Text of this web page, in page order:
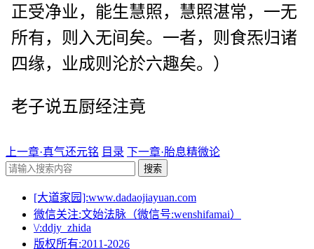
正受净业，能生慧照，慧照湛常，一无
所有，则入无间矣。一者，则食炁归诸
四缘，业成则沦於六趣矣。）
老子说五厨经注竟
上一章·真气还元铭 目录 下一章·胎息精微论
搜索
[大道家园]:www.dadaojiayuan.com
微信关注:文始法脉（微信号:wenshifamai）
\/:ddjy_zhida
版权所有:2011-2026